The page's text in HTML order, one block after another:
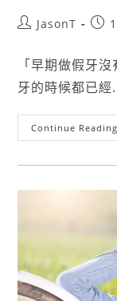
JasonT
「早期做假牙
牙的時候都已經
Continue Reading